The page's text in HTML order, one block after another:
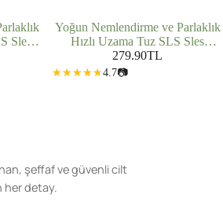
Sles
Yoğun Nemlendirme ve Parlaklık
Hızlı Uzama Tuz SLS Sles
İçermeyen Saç Bakım Şampuanı
250ml
279.90TL
4.7📷
şeffaf ve güvenli cilt
her detay.